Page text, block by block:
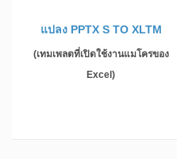
แปลง PPTX S TO XLTM
(เทมเพลตที่เปิดใช้งานแมโครของ
Excel)